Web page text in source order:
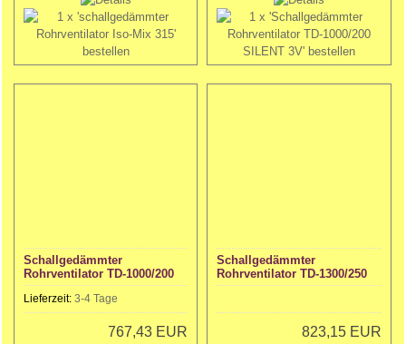
Schallgedämmter
Rohrventilator TD-1000/200
SILENT ECOWATT
Lieferzeit: 3-4 Tage
767,43 EUR
Schallgedämmter
Rohrventilator TD-1300/250
SILENT 3V
823,15 EUR